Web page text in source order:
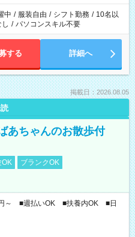
中 / 服装自由 / シフト勤務 / 10名以
/ パソコンスキル不要
する 詳細へ
掲載日：2026.08.05
あちゃんのお散歩付
OK
ブランクOK
円～ ■週払いOK ■扶養内OK ■日